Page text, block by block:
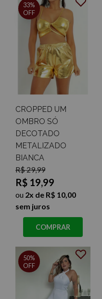
CROPPED UM
OMBRO SÓ
DECOTADO
METALIZADO
BIANCA
R$ 29,99
R$ 19,99
ou 2x de R$ 10,00
sem juros
33%
OFF
COMPRAR
50%
OFF